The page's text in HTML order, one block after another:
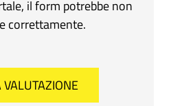
il form potrebbe non
correttamente.